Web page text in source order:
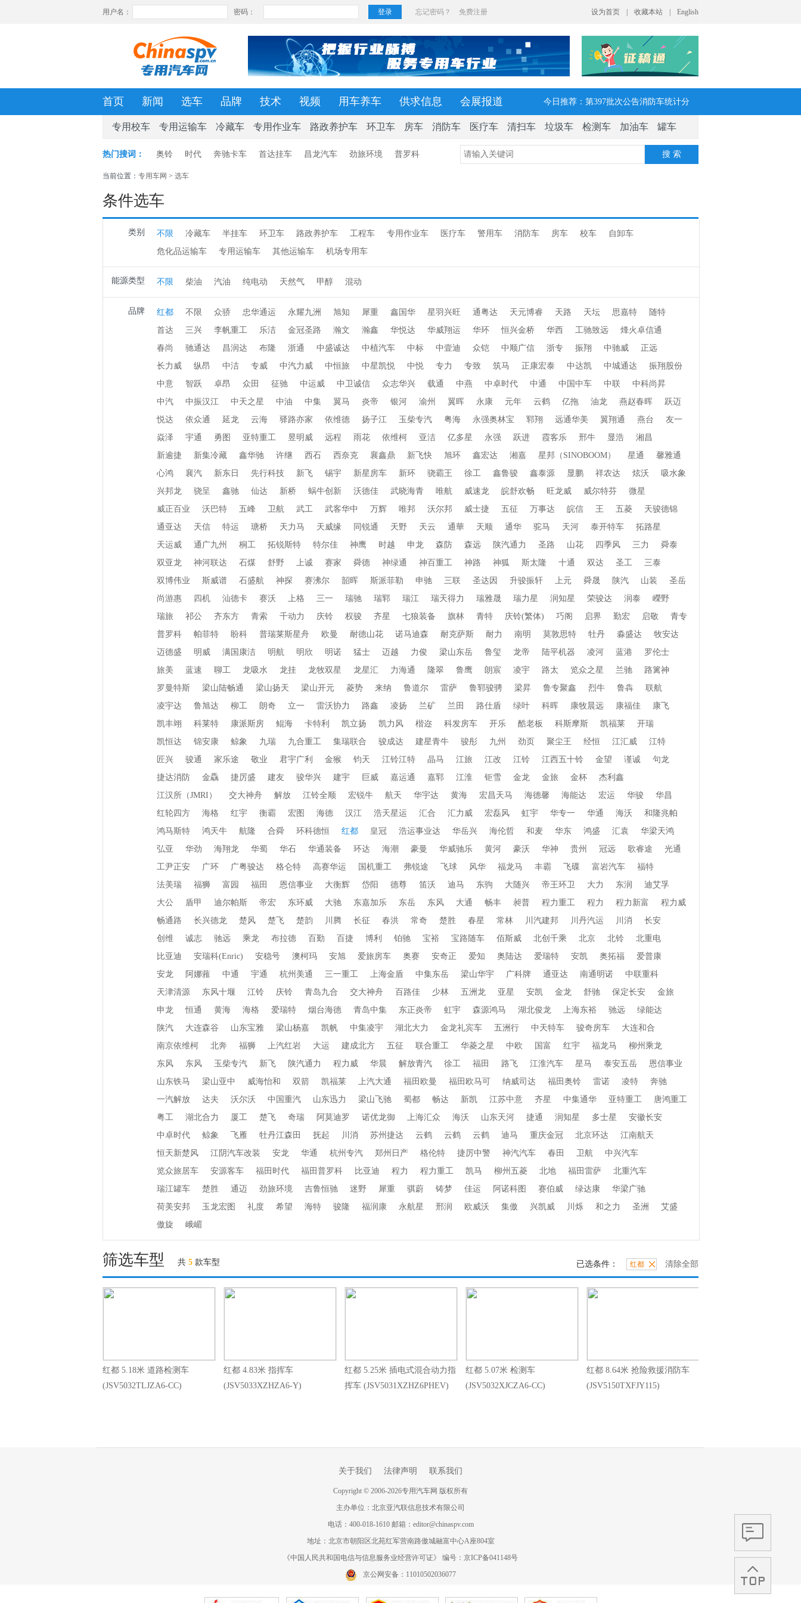
首页 新闻 选车 品牌 技术 视频 用车养车 供求信息 会展报道 今日推荐：第397批次公告消防车统计分
析：公示企业达21家11种车型，水罐、器
今日推荐：今年危险货物港口作业安全生
专用校车 专用运输车 冷藏车 专用作业车 路政养护车 环卫车 房车 消防车 医疗车 清扫车 垃圾车 检测车 加油车 罐车
热门搜词： 奥铃 时代 奔驰卡车 首达挂车 昌龙汽车 劲旅环境 普罗科 搜 索
当前位置： 专用车网 > 选车
条件选车
类别 不限 冷藏车 半挂车 环卫车 路政养护车 工程车 专用作业车 医疗车 警用车 消防车 房车 校车
自卸车
危化品运输车
专用运输车 其他运输车 机场专用车
能源类型 不限 柴油 汽油 纯电动 天然气 甲醇 混动
品牌 红都 不限 众骄 忠华通运 永耀九洲 旭知 犀重 鑫国华 星羽兴旺 通粤达 天元博睿 天路 天坛 思嘉特
随特
首达
三兴 李帆重工 乐洁 金冠圣路 瀚文 瀚鑫 华悦达 华威翔运 华环 恒兴金桥 华西 工驰致远
烽火卓信通
春尚
驰通达 昌润达 布隆 浙通 中盛诚达 中植汽车 中标 中壹迪 众铠 中顺广信 浙专 振翔 中驰威
正远
长力威
纵昂 中洁 专威 中汽力威 中恒旅 中星凯悦 中悦 专力 专致 筑马 正康宏泰 中达凯 中城通达
振翔股份
中意
智跃 卓昂 众田 征驰 中运威 中卫诚信 众志华兴 载通 中燕 中卓时代 中通 中国中车 中联
中科尚昇
中汽
中振汉江 中天之星 中油 中集 翼马 炎帝 银河 渝州 翼晖 永康 元年 云鹤 亿拖 油龙 燕赵春晖
跃迈
悦达
依众通 延龙 云海 驿路亦家 依维德 扬子江 玉柴专汽 粤海 永强奥林宝 郓翔 远通华美 翼翔通 燕台
友一
焱泽
宇通 勇图 亚特重工 昱明威 远程 雨花 依维柯 亚洁 亿多星 永强 跃进 霞客乐 邢牛 显浩
湘昌
新逾捷
新集冷藏 鑫华驰 许继 西石 西奈克 襄鑫鼎 新飞快 旭环 鑫宏达 湘嘉 星邦（SINOBOOM） 星通
馨雅通
心鸿
襄汽 新东日 先行科技 新飞 锡宇 新星房车 新环 骁霸王 徐工 鑫鲁骏 鑫泰源 显鹏 祥农达 炫沃
吸水象
兴邦龙
骁呈 鑫驰 仙达 新桥 蜗牛创新 沃德佳 武晓海青 唯航 威速龙 皖舒欢畅 旺龙威 威尔特芬
微星
威正百业
沃巴特 五峰 卫航 武工 武客华中 万辉 唯邦 沃尔邦 威士捷 五征 万事达 皖信 王 五菱
天骏德锦
通亚达
天信 特运 瑭桥 天力马 天威缘 同锐通 天野 天云 通華 天顺 通华 驼马 天河 泰开特车
拓路星
天运威
通广九州 桐工 拓锐斯特 特尔佳 神鹰 时越 申龙 森防 森远 陕汽通力 圣路 山花 四季风 三力
舜泰
双亚龙
神河联达 石煤 舒野 上诚 赛家 舜德 神绿通 神百重工 神路 神狐 斯太隆 十通 双达 圣工
三泰
双博伟业
斯威谱 石盛航 神探 赛沸尔 韶晖 斯派菲勒 申驰 三联 圣达因 升骏振轩 上元 舜晟 陕汽 山装
圣岳
尚游惠
四机 汕德卡 赛沃 上格 三一 瑞驰 瑞郓 瑞江 瑞天得力 瑞雅晟 瑞力星 润知星 荣骏达 润泰
嶸野
瑞旅
祁公 齐东方 青索 千动力 庆铃 权骏 齐星 七狼装备 旗林 青特 庆铃(繁体) 巧阁 启界 勤宏 启敬
青专
普罗科
帕菲特 盼科 普瑞莱斯星舟 欧曼 耐德山花 诺马迪森 耐克萨斯 耐力 南明 莫敦思特 牡丹 淼盛达
牧安达
迈德盛
明威 满国康洁 明航 明欣 明诺 猛士 迈越 力俊 梁山东岳 鲁玺 龙帝 陆平机器 凌河 蓝港
罗伦士
旅美
蓝速 聊工 龙吸水 龙挂 龙牧双星 龙星汇 力海通 隆翠 鲁鹰 朗宸 凌宇 路太 览众之星 兰驰
路篱神
罗曼特斯
梁山陆畅通 梁山扬天 梁山开元 菱势 来纳 鲁道尔 雷萨 鲁郓骏骋 梁昇 鲁专聚鑫 烈牛 鲁犇
联航
凌宇达
鲁旭达 柳工 朗奇 立一 雷沃协力 路鑫 凌扬 兰矿 兰田 路仕盾 绿叶 科晖 康牧晨远 康福佳
康飞
凯丰翊
科莱特 康派斯房 鲲海 卡特利 凯立扬 凯力风 楷迩 科发房车 开乐 酷老板 科斯摩斯 凯福莱
开瑞
凯恒达
锦安康 鲸象 九瑞 九合重工 集瑞联合 骏成达 建星青牛 骏彤 九州 劲页 聚尘王 经恒 江汇威
江特
匠兴
骏通 家乐途 敬业 君宇广利 金猴 钧天 江铃江特 晶马 江旅 江改 江铃 江西五十铃 金望 谨诚
句龙
捷达消防
金驫 捷厉盛 建友 骏华兴 建宇 巨威 嘉运通 嘉郓 江淮 钜雪 金龙 金旅 金杯
杰利鑫
江汉所（JMRI）
交大神舟 解放 江铃全顺 宏锐牛 航天 华宇达 黄海 宏昌天马 海德馨 海能达 宏运 华骏
华昌
红轮四方
海格 红宇 衡霸 宏图 海德 汉江 浩天星运 汇合 汇力威 宏磊风 虹宇 华专一 华通 海沃
和隆兆帕
鸿马斯特
鸿天牛 航隆 合舜 环科德恒 红都 皇冠 浩运事业达 华岳兴 海伦哲 和麦 华东 鸿盛 汇袁
华梁天鸿
弘亚
华劲 海翔龙 华蜀 华石 华通装备 环达 海潮 豪曼 华威驰乐 黄河 豪沃 华神 贵州 冠远 歌睿途
光通
工尹正安
广环 广粤骏达 格仑特 高赛华运 国机重工 弗锐途 飞球 风华 福龙马 丰霸 飞碟 富岩汽车
福特
法美瑞
福狮 富园 福田 恩信事业 大衡辉 岱阳 德尊 笛沃 迪马 东驹 大随兴 帝王环卫 大力 东润
迪艾孚
大公
盾甲 迪尔帕斯 帝宏 东环威 大驰 东嘉加乐 东岳 东风 大通 畅丰 昶普 程力重工 程力 程力新富
程力威
畅通路
长兴德龙 楚风 楚飞 楚韵 川腾 长征 春洪 常奇 楚胜 春星 常林 川汽建邦 川丹汽运 川消
长安
创维
诚志 驰远 乘龙 布拉德 百勤 百捷 博利 铂驰 宝裕 宝路随车 佰斯威 北创千乘 北京 北铃
北重电
比亚迪
安瑞科(Enric) 安稳号 澳柯玛 安旭 爱旅房车 奥赛 安奇正 爱知 奥陆达 爱瑞特 安凯 奥拓福
爱普康
安龙
阿娜蕥 中通 宇通 杭州美通 三一重工 上海金盾 中集东岳 梁山华宇 广科牌 通亚达 南通明诺
中联重科
天津清源
东风十堰 江铃 庆铃 青岛九合 交大神舟 百路佳 少林 五洲龙 亚星 安凯 金龙 舒驰 保定长安
金旅
申龙
恒通 黄海 海格 爱瑞特 烟台海德 青岛中集 东正炎帝 虹宇 森源鸿马 湖北俊龙 上海东裕 驰远
绿能达
陕汽
大连森谷 山东宝雅 梁山杨嘉 凯帆 中集凌宇 湖北大力 金龙礼宾车 五洲行 中天特车 骏奇房车
大连和合
南京依维柯
北奔 福狮 上汽红岩 大运 建成北方 五征 联合重工 华菱之星 中欧 国富 红宇 福龙马
柳州乘龙
东风
东风 玉柴专汽 新飞 陕汽通力 程力威 华晨 解放青汽 徐工 福田 路飞 江淮汽车 星马 泰安五岳
恩信事业
山东铁马
梁山亚中 威海怡和 双箭 凯福莱 上汽大通 福田欧曼 福田欧马可 纳威司达 福田奥铃 雷诺 凌特
奔驰
一汽解放
达夫 沃尔沃 中国重汽 山东迅力 梁山飞驰 蜀都 畅达 新凯 江苏中意 齐星 中集通华 亚特重工
唐鸿重工
粤工
湖北合力 厦工 楚飞 奇瑞 阿莫迪罗 诺优龙御 上海汇众 海沃 山东天河 捷通 润知星 多士星
安徽长安
中卓时代
鲸象 飞雁 牡丹江森田 抚起 川消 苏州捷达 云鹤 云鹤 云鹤 迪马 重庆金冠 北京环达
江南航天
恒天新楚风
江阴汽车改装 安龙 华通 杭州专汽 郑州日产 格伦特 捷厉中警 神汽汽车 春田 卫航
中兴汽车
览众旅居车
安源客车 福田时代 福田普罗科 比亚迪 程力 程力重工 凯马 柳州五菱 北地 福田雷萨
北重汽车
瑞江罐车
楚胜 通迈 劲旅环境 吉鲁恒驰 迷野 犀重 骐蔚 铸梦 佳运 阿诺科图 赛伯威 绿达康
华梁广驰
荷美安邦
玉龙宏图 礼度 希望 海特 骏隆 福润康 永航星 邢润 欧威沃 集傲 兴凯威 川烁 和之力 圣洲
艾盛
傲旋
峨嵋
筛选车型 共 5 款车型 已选条件： 红都 清除全部
红都 5.18米 道路检测车
(JSV5032TLJZA6-CC)
红都 4.83米 指挥车
(JSV5033XZHZA6-Y)
红都 5.25米 插电式混合动力指
挥车 (JSV5031XZHZ6PHEV)
红都 5.07米 检测车
(JSV5032XJCZA6-CC)
红都 8.64米 抢险救援消防车
(JSV5150TXFJY115)
关于我们 法律声明 联系我们
Copyright © 2006-2026专用汽车网 版权所有
主办单位：北京亚汽联信息技术有限公司
电话：400-018-1610 邮箱：editor@chinaspv.com
地址：北京市朝阳区北苑红军营南路傲城融富中心A座804室
《中国人民共和国电信与信息服务业经营许可证》 编号：京ICP备041148号
京公网安备：11010502036077